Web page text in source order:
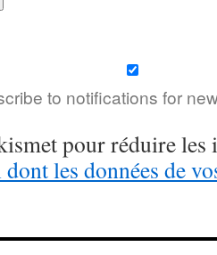
to notifications for
pour réduire les
les données de